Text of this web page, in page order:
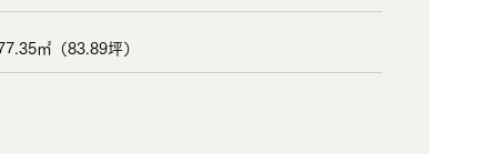
㎡（83.89坪）